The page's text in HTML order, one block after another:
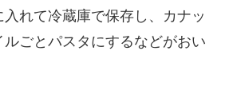
れて冷蔵庫で保存し、カナッ
ごとパスタにするなどがおい